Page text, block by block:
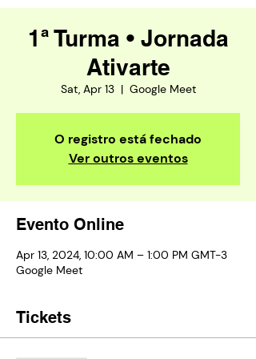
1ª Turma • Jornada
Ativarte
Sat, Apr 13
  |
Google Meet
O registro está fechado
Ver outros eventos
Evento Online
Apr 13, 2024, 10:00 AM – 1:00 PM GMT-3
Google Meet
Tickets